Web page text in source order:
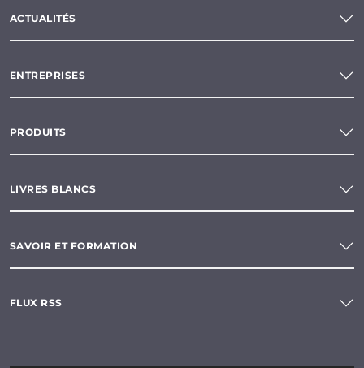
ACTUALITÉS
ENTREPRISES
PRODUITS
LIVRES BLANCS
SAVOIR ET FORMATION
FLUX RSS